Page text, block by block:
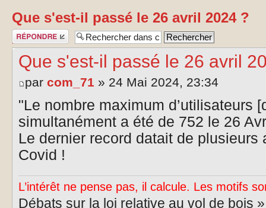
Que s'est-il passé le 26 avril 2024 ?
Publier une
réponse
Que s'est-il passé le 26 avril
par com_71 » 24 Mai 2024, 23:34
"Le nombre maximum d’utilisateurs
simultanément a été de 752 le 26
Le dernier record datait de plusieurs
Covid !
L’intérêt ne pense pas, il calcule. Les motifs
Débats sur la loi relative au vol de bois